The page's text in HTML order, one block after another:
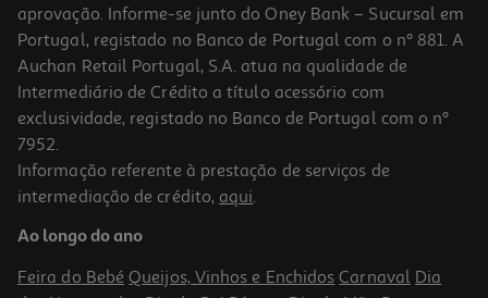
Auscultadores Gaming Hyperx Cloud Alpha Vermelho
99.99 €/un
99,99 €
aprovação. Informe-se junto do Oney Bank – Sucursal em
Portugal, registado no Banco de Portugal com o nº 881. A
Auchan Retail Portugal, S.A. atua na qualidade de
Intermediário de Crédito a título acessório com
exclusividade, registado no Banco de Portugal com o nº
7952.
Informação referente à prestação de serviços de
intermediação de crédito, aqui.
Ao longo do ano
Feira do Bebé Queijos, Vinhos e Enchidos Carnaval Dia